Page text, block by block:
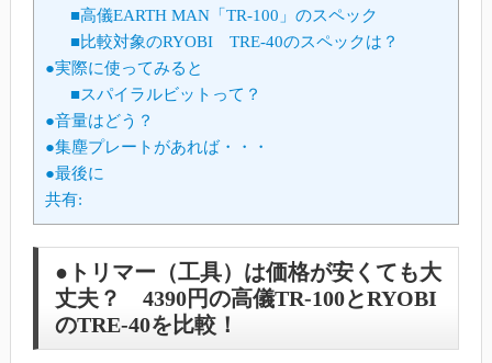
■高儀EARTH MAN「TR-100」のスペック
■比較対象のRYOBI TRE-40のスペックは？
●実際に使ってみると
■スパイラルビットって？
●音量はどう？
●集塵プレートがあれば・・・
●最後に
共有:
●トリマー（工具）は価格が安くても大
丈夫？ 4390円の高儀TR-100とRYOBI
のTRE-40を比較！